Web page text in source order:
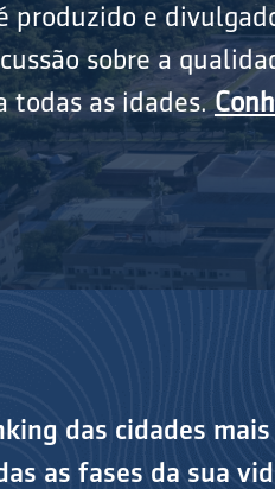
produzido e
sobre a
todas as idades.
das cidades mais
as fases da sua